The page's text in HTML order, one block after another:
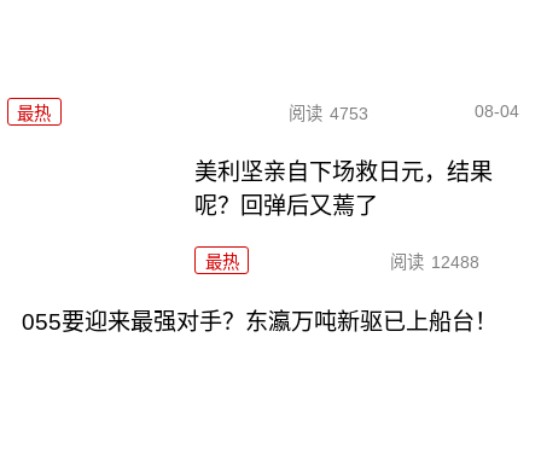
最热 阅读 4753 08-04
美利坚亲自下场救日元，结果
呢？回弹后又蔫了
最热 阅读 12488
055要迎来最强对手？东瀛万吨新驱已上船台！